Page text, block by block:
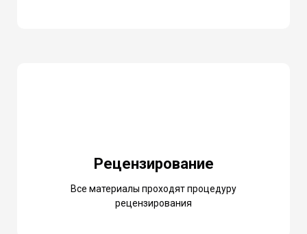
Рецензирование
Все материалы проходят процедуру
рецензирования